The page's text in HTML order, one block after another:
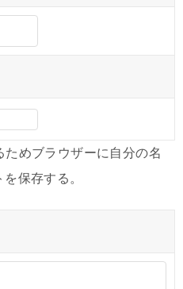
めブラウザーに自分の名
保存する。